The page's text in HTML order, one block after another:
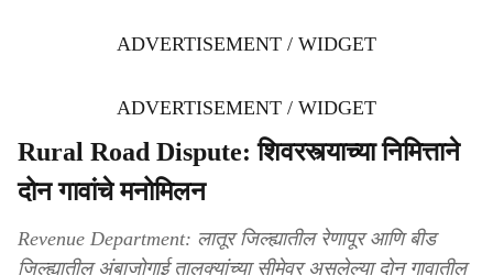
ADVERTISEMENT / WIDGET
ADVERTISEMENT / WIDGET
Rural Road Dispute: शिवरस्त्याच्या निमित्ताने
दोन गावांचे मनोमिलन
Revenue Department: लातूर जिल्ह्यातील रेणापूर आणि बीड
जिल्ह्यातील अंबाजोगाई तालुक्यांच्या सीमेवर असलेल्या दोन गावातील